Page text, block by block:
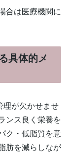
合は医療機関に
具体的メ
理が欠かせませ
ンス良く栄養を
ク・低脂質を意
肪を減らしなが